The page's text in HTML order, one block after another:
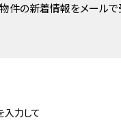
件の新着情報をメールで
入力して